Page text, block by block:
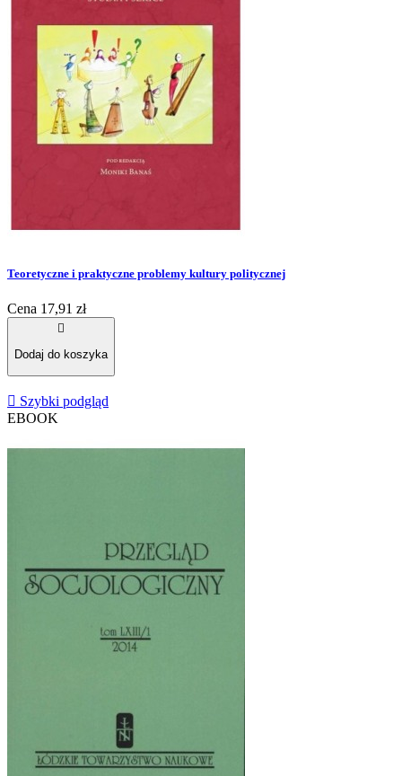
Teoretyczne i praktyczne problemy kultury politycznej
Cena 17,91 zł

Dodaj do koszyka
 Szybki podgląd
EBOOK